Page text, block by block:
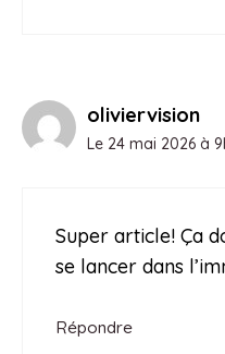
oliviervision
Le 24 mai 2026 à
Super article! Ça
se lancer dans
Répondre